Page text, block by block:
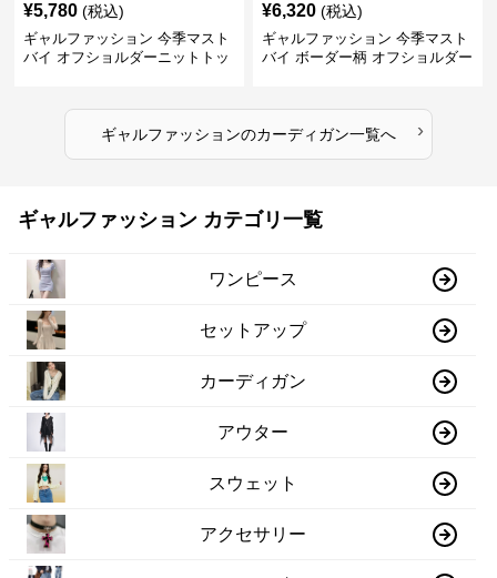
¥5,780 (税込)
ギャルファッション 今季マスト
バイ オフショルダーニットトッ
¥6,320 (税込)
ギャルファッション 今季マスト
バイ ボーダー柄 オフショルダー
ギャルファッションのカーディガン一覧へ ›
ギャルファッション カテゴリ一覧
ワンピース
セットアップ
カーディガン
アウター
スウェット
アクセサリー